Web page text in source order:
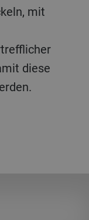
mit
diese
für
die